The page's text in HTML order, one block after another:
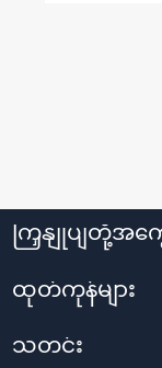
ကြှနျုပျတို့အကွေ
ထုတ်ကုန်များ
သတင်း